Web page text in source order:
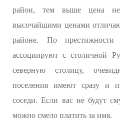
район, тем выше цена
высочайшими ценами
районе. По престижности
ассоциируют с столичной
северную столицу,
поселения имеют сразу и
соседи. Если вас не будут
можно смело платить за имя.